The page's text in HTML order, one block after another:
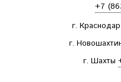
+7
г. Краснодар
г.
г. Шахты